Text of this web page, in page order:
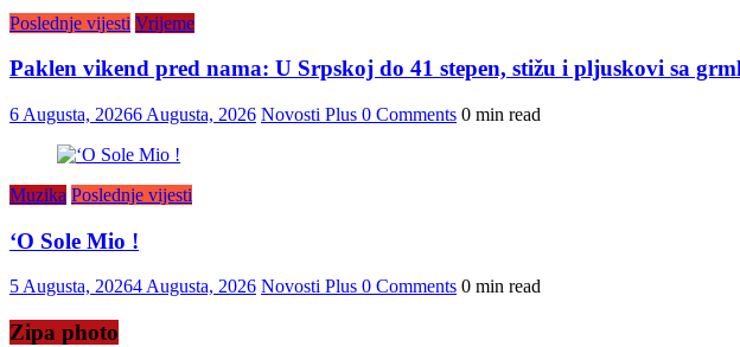
Poslednje vijesti Vrijeme
Paklen vikend pred nama: U Srpskoj do 41 stepen, stižu i pljuskovi sa
6 Augusta, 20266 Augusta, 2026 Novosti Plus 0 Comments 0 min read
Muzika Poslednje vijesti
‘O Sole Mio !
5 Augusta, 20264 Augusta, 2026 Novosti Plus 0 Comments 0 min read
Zipa photo